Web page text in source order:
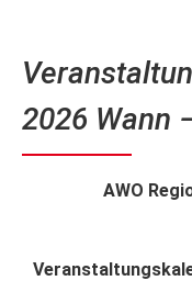
2026 Wann
AWO